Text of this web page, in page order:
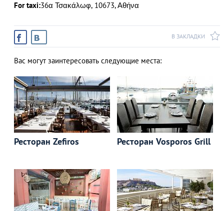
For taxi:36α Τσακάλωφ, 10673, Αθήνα
В ЗАКЛАДКИ
Вас могут заинтересовать следующие места:
Ресторан Zefiros Ресторан Vosporos Grill